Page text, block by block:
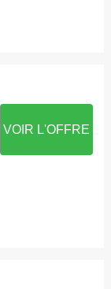
VOIR L'OFFRE